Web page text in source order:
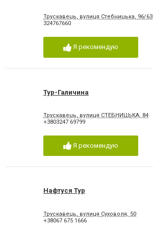
Трускавець, вулиця Стебницька, 96/63
324767660
Я рекомендую
Тур-Галичина
Трускавець, вулиця СТЕБНИЦЬКА, 84
+3803247 69799
Я рекомендую
Нафтуся Тур
Трускавець, вулиця Суховоля, 50
+38067 675 1666